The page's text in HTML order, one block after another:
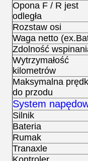
Opona F / R jest
odległa
Rozstaw osi
Waga netto
Zdolność
Wytrzymałość
kilometrów
Maksymalna
do przodu
System
Silnik
Bateria
Rumak
Tranaxle